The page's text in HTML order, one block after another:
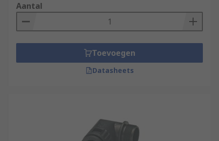
Aantal
Toevoegen
Datasheets